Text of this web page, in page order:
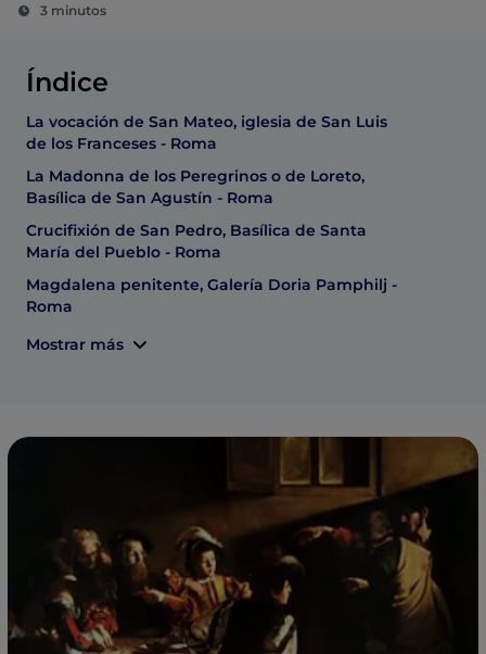
3 minutos
Índice
La vocación de San Mateo, iglesia de San Luis
de los Franceses - Roma
La Madonna de los Peregrinos o de Loreto,
Basílica de San Agustín - Roma
Crucifixión de San Pedro, Basílica de Santa
María del Pueblo - Roma
Magdalena penitente, Galería Doria Pamphilj -
Roma
Mostrar más